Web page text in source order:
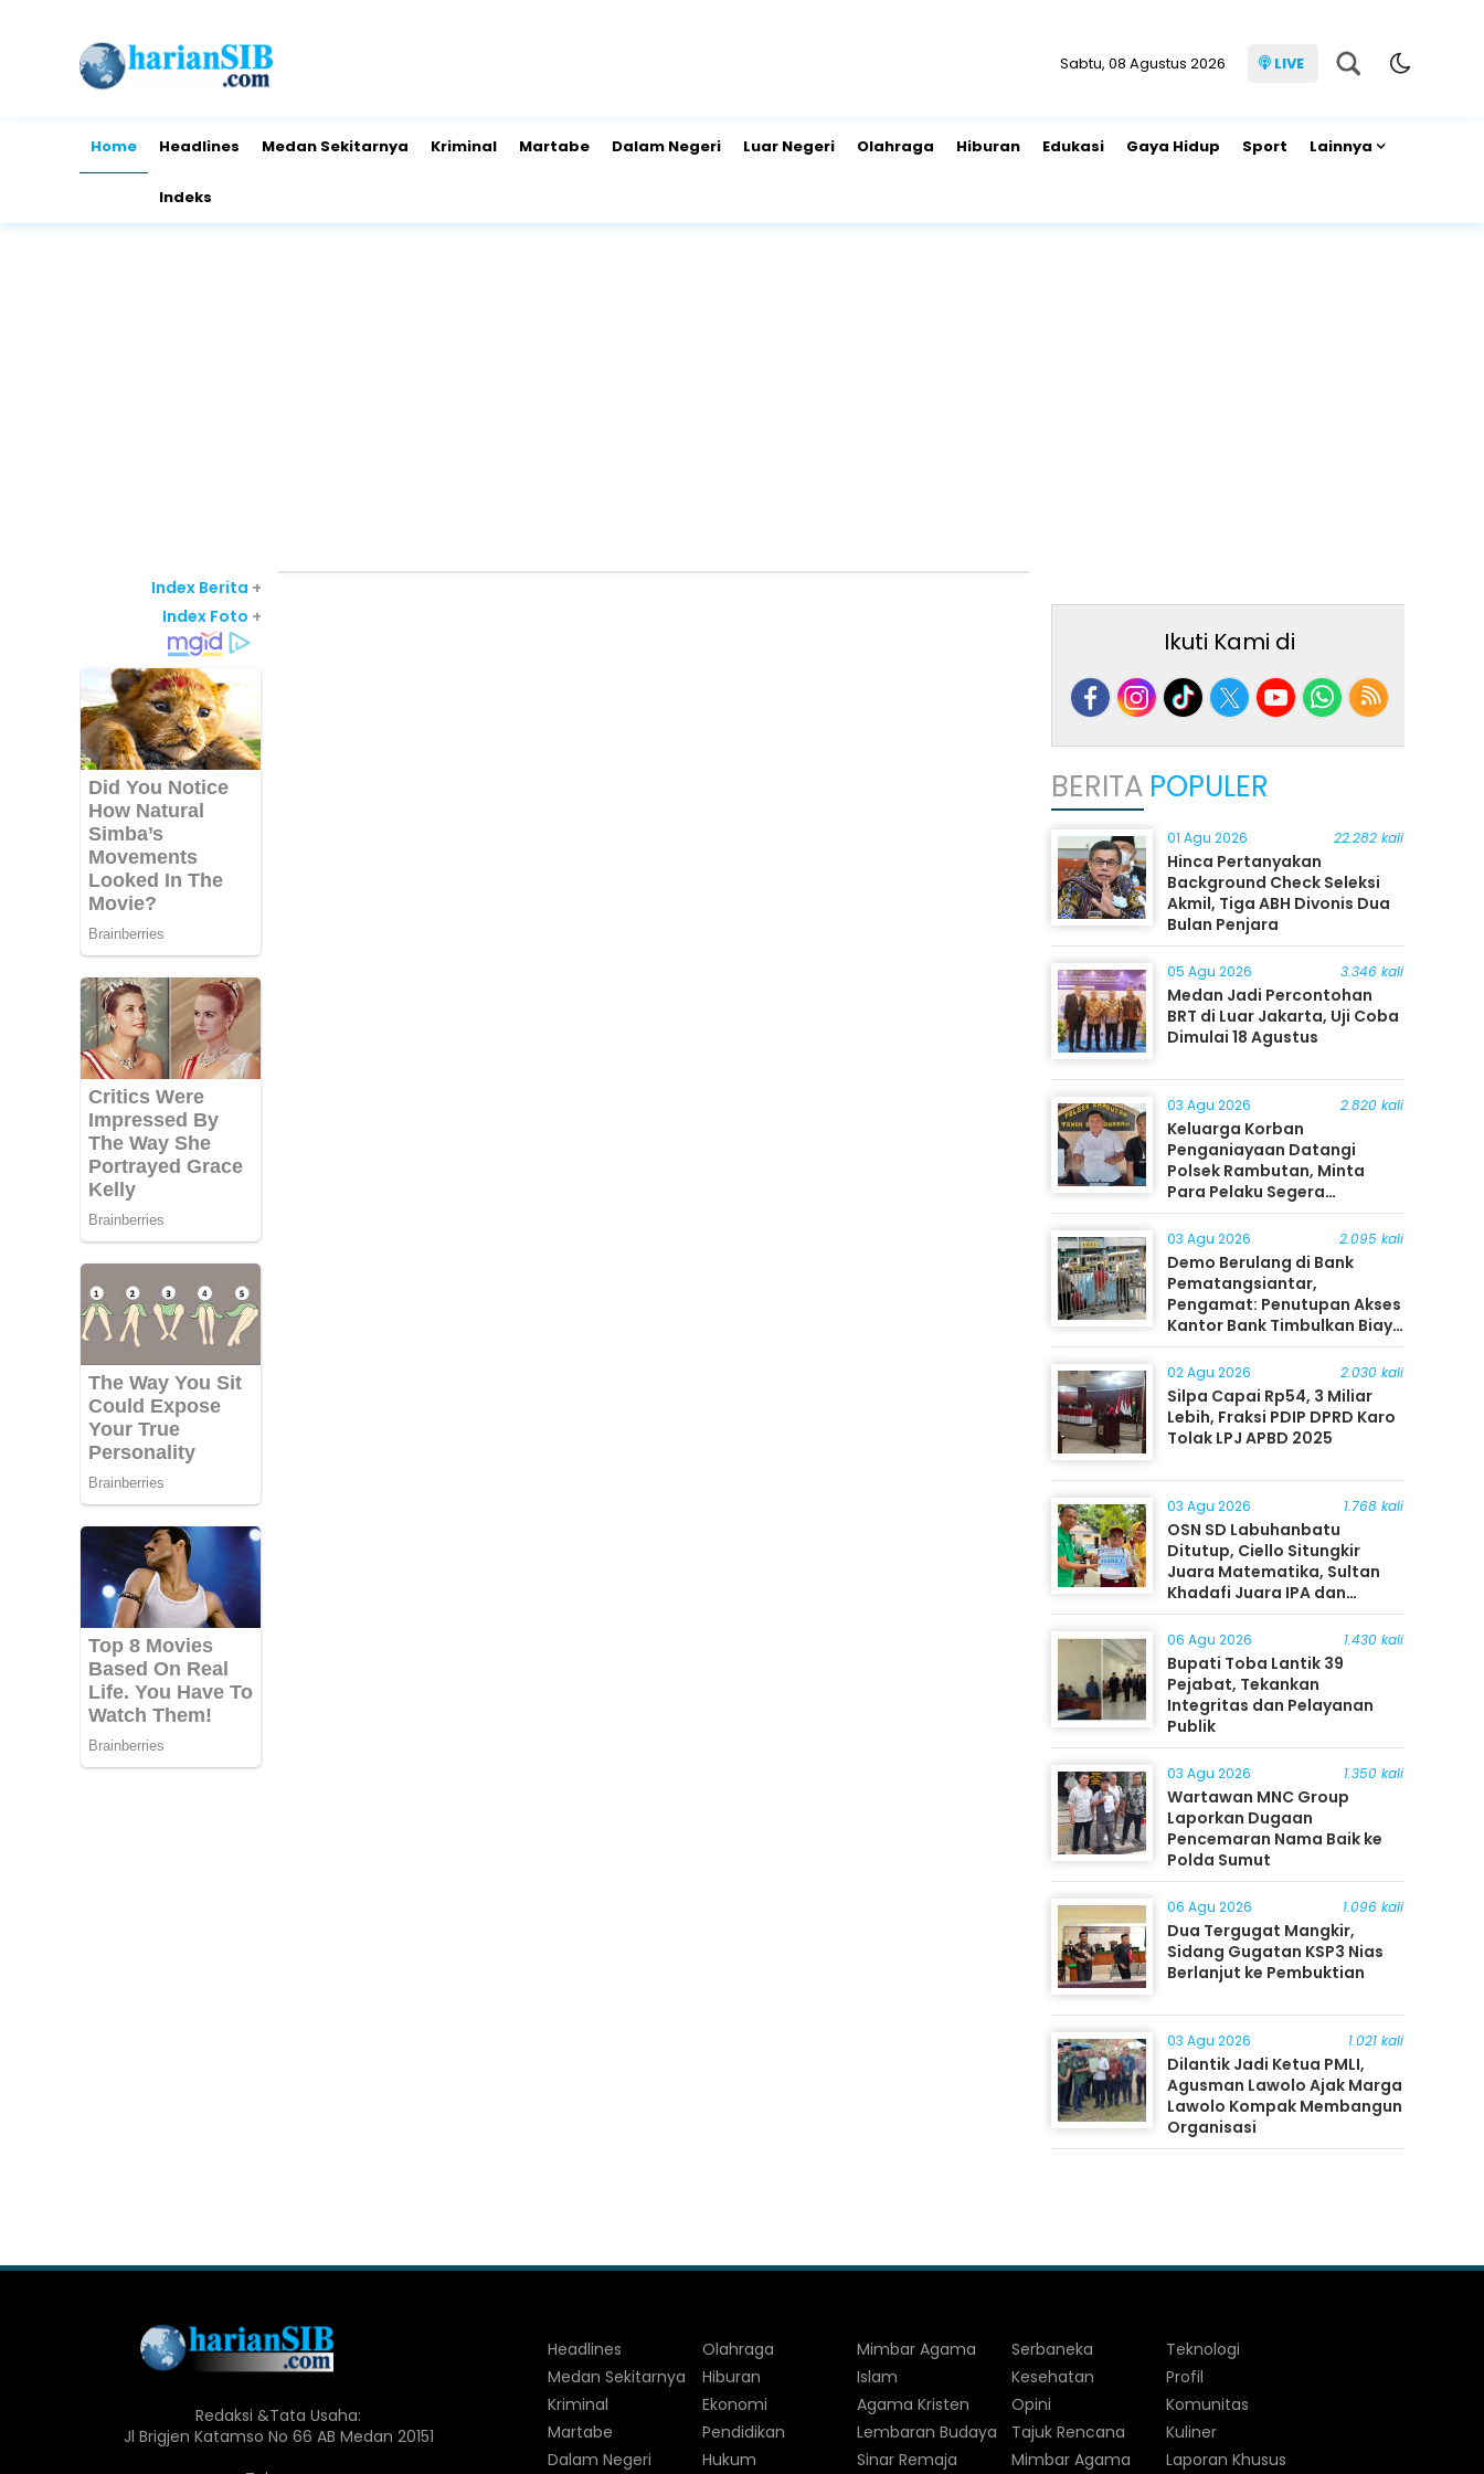
Sabtu, 08 Agustus 2026 LIVE
Home Headlines Medan Sekitarnya Kriminal Martabe Dalam Negeri Luar Negeri Olahraga Hiburan Edukasi Gaya Hidup Sport Lainnya
Indeks
Index Berita +
Index Foto +
Ikuti Kami di
BERITA POPULER
01 Agu 2026 22.282 kali
Hinca Pertanyakan
Background Check Seleksi
Akmil, Tiga ABH Divonis Dua
Bulan Penjara
05 Agu 2026 3.346 kali
Medan Jadi Percontohan
BRT di Luar Jakarta, Uji Coba
Dimulai 18 Agustus
03 Agu 2026 2.820 kali
Keluarga Korban
Penganiayaan Datangi
Polsek Rambutan, Minta
Para Pelaku Segera
Ditangkap
03 Agu 2026 2.095 kali
Demo Berulang di Bank
Pematangsiantar,
Pengamat: Penutupan Akses
Kantor Bank Timbulkan Biaya
Ekonomi bagi Masyarakat
02 Agu 2026 2.030 kali
Silpa Capai Rp54, 3 Miliar
Lebih, Fraksi PDIP DPRD Karo
Tolak LPJ APBD 2025
03 Agu 2026 1.768 kali
OSN SD Labuhanbatu
Ditutup, Ciello Situngkir
Juara Matematika, Sultan
Khadafi Juara IPA dan
Timothy Rangkuti Juara IPS
06 Agu 2026 1.430 kali
Bupati Toba Lantik 39
Pejabat, Tekankan
Integritas dan Pelayanan
Publik
03 Agu 2026 1.350 kali
Wartawan MNC Group
Laporkan Dugaan
Pencemaran Nama Baik ke
Polda Sumut
06 Agu 2026 1.096 kali
Dua Tergugat Mangkir,
Sidang Gugatan KSP3 Nias
Berlanjut ke Pembuktian
03 Agu 2026 1.021 kali
Dilantik Jadi Ketua PMLI,
Agusman Lawolo Ajak Marga
Lawolo Kompak Membangun
Organisasi
Redaksi &Tata Usaha:
Jl Brigjen Katamso No 66 AB Medan 20151
Headlines
Medan Sekitarnya
Kriminal
Martabe
Dalam Negeri
Olahraga
Hiburan
Ekonomi
Pendidikan
Hukum
Mimbar Agama
Islam
Agama Kristen
Lembaran Budaya
Sinar Remaja
Serbaneka
Kesehatan
Opini
Tajuk Rencana
Mimbar Agama
Teknologi
Profil
Komunitas
Kuliner
Laporan Khusus